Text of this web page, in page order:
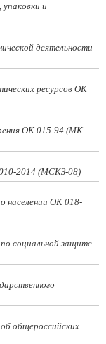
и
деятельности
ресурсов ОК
ОК 015-94 (МК
2014 (МСКЗ-08)
населении ОК 018-
социальной защите
общероссийских